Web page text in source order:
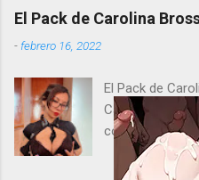
El Pack de Carolina
- febrero 16, 2022
El Pack de
Carolina Bross,
colección de
disfrutes con
pierdas los